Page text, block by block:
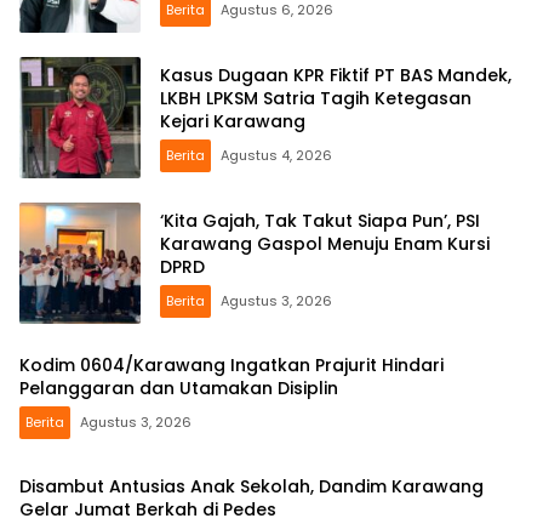
Berita Agustus 6, 2026
Kasus Dugaan KPR Fiktif PT BAS Mandek,
LKBH LPKSM Satria Tagih Ketegasan
Kejari Karawang
Berita Agustus 4, 2026
‘Kita Gajah, Tak Takut Siapa Pun’, PSI
Karawang Gaspol Menuju Enam Kursi
DPRD
Berita Agustus 3, 2026
Kodim 0604/Karawang Ingatkan Prajurit Hindari
Pelanggaran dan Utamakan Disiplin
Berita Agustus 3, 2026
Disambut Antusias Anak Sekolah, Dandim Karawang
Gelar Jumat Berkah di Pedes